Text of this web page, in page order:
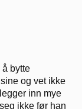
å bytte
og vet ikke
inn mye
ikke før han